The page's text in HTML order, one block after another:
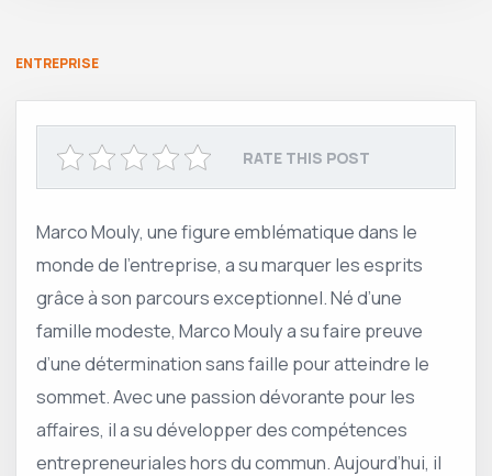
ENTREPRISE
RATE THIS POST
Marco Mouly, une figure emblématique dans le
monde de l’entreprise, a su marquer les esprits
grâce à son parcours exceptionnel. Né d’une
famille modeste, Marco Mouly a su faire preuve
d’une détermination sans faille pour atteindre le
sommet. Avec une passion dévorante pour les
affaires, il a su développer des compétences
entrepreneuriales hors du commun. Aujourd’hui, il